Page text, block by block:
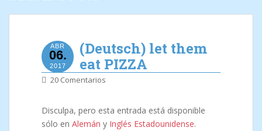
ABR
06.
2017
(Deutsch) let them
eat PIZZA
20 Comentarios
Disculpa, pero esta entrada está disponible
sólo en Alemán y Inglés Estadounidense.